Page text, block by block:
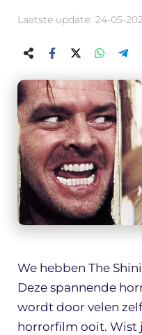
Laatste update: 24-05-
We hebben The
Deze spannende
wordt door velen
horrorfilm ooit. Wist